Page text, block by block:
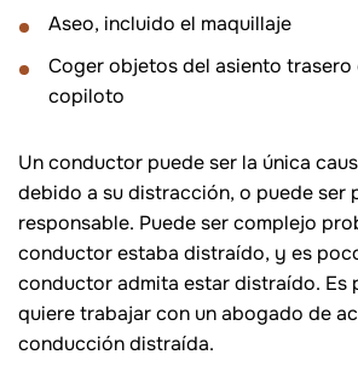
Aseo, incluido el maquillaje
Coger objetos del asiento trasero
copiloto
Un conductor puede ser la única
debido a su distracción, o puede ser
responsable. Puede ser complejo
conductor estaba distraído, y es
conductor admita estar distraído. Es
quiere trabajar con un abogado de
conducción distraída.